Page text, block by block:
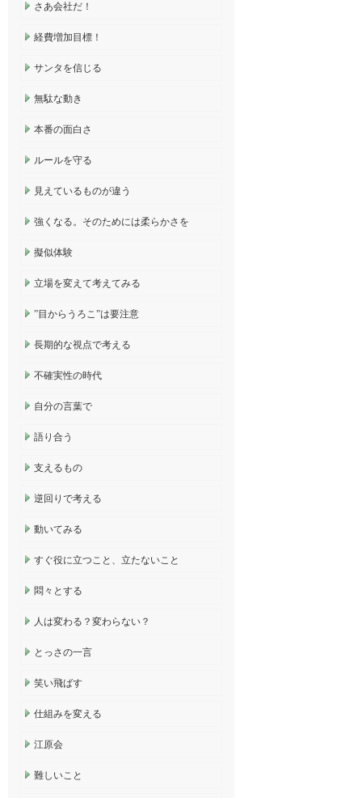
さあ会社だ！
経費増加目標！
サンタを信じる
無駄な動き
本番の面白さ
ルールを守る
見えているものが違う
強くなる。そのためには柔らかさを
擬似体験
立場を変えて考えてみる
”目からうろこ”は要注意
長期的な視点で考える
不確実性の時代
自分の言葉で
語り合う
支えるもの
逆回りで考える
動いてみる
すぐ役に立つこと、立たないこと
悶々とする
人は変わる？変わらない？
とっさの一言
笑い飛ばす
仕組みを変える
江原会
難しいこと